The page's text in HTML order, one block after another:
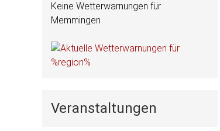
Keine Wetterwarnungen für
Memmingen
Veranstaltungen